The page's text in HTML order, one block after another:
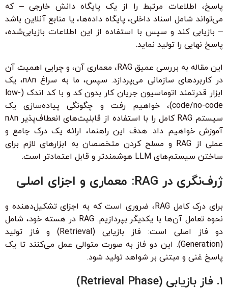
پاسخ، اطلاعات مرتبط را از یک پایگاه دانش خارجی – که
می‌تواند شامل اسناد داخلی، پایگاه داده‌ها، یا منابع آنلاین باشد
– بازیابی کند و سپس با استفاده از این اطلاعات بازیابی‌شده،
پاسخ نهایی را تولید نماید.
این مقاله به بررسی عمیق RAG، معماری آن، و چرایی اهمیت آن
در کاربردهای سازمانی می‌پردازد. سپس، ما به سراغ n8n، یک
ابزار قدرتمند اتوماسیون جریان کار بدون کد و با کد اندک (low-
code/no-code)، خواهیم رفت و چگونگی پیاده‌سازی یک
سیستم RAG کامل را با استفاده از قابلیت‌های انعطاف‌پذیر n8n
آموزش خواهیم داد. هدف این راهنما، ارائه یک درک جامع و
عملی از RAG و مسلح کردن متخصصان به ابزارهای لازم برای
ساختن سیستم‌های LLM هوشمندتر و قابل اعتمادتر است.
ژرف‌نگری در RAG: معماری و اجزای اصلی
برای درک کامل RAG، ضروری است که به اجزای تشکیل‌دهنده و
نحوه تعامل آن‌ها با یکدیگر بپردازیم. RAG در هسته خود، شامل
دو فاز اصلی است: فاز بازیابی (Retrieval) و فاز تولید
(Generation). این دو فاز به صورت متوالی عمل می‌کنند تا یک
پاسخ غنی و مبتنی بر شواهد تولید شود.
۱. فاز بازیابی (Retrieval Phase)